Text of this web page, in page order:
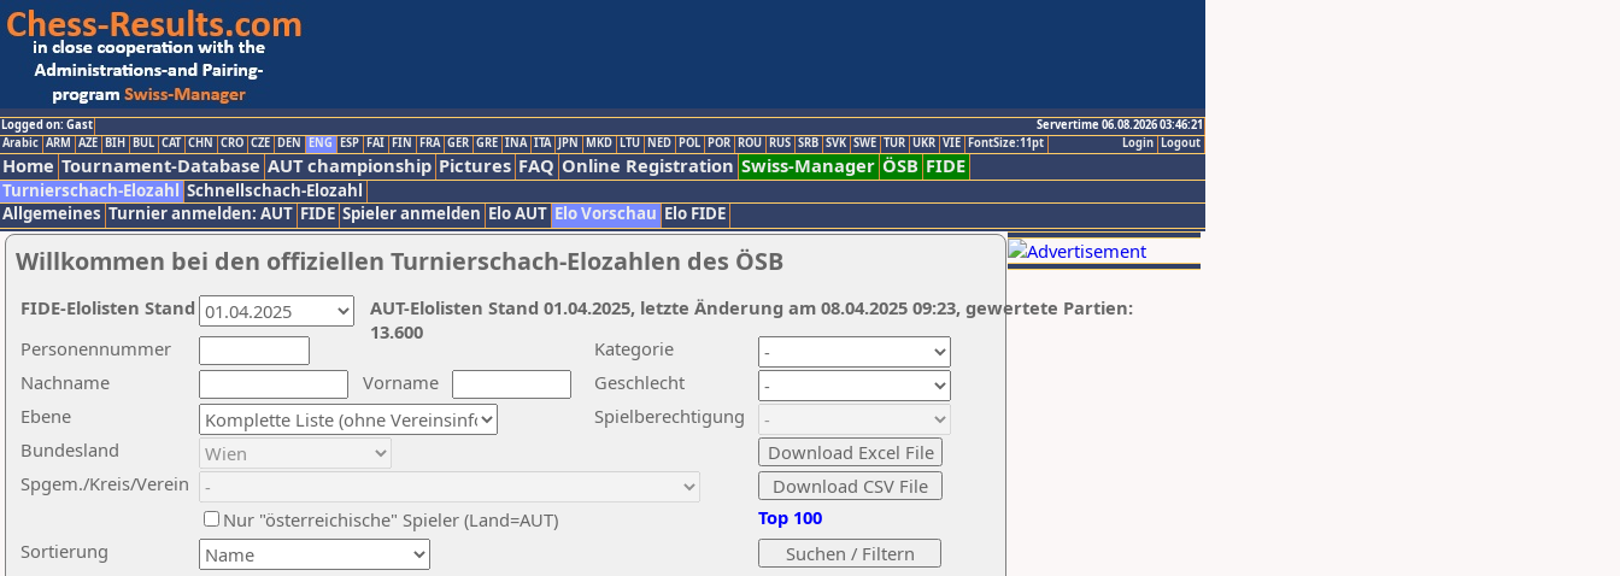
Logged on: Gast
Servertime 06.08.2026 03:46:21
Logout
Login
Arabic ARM AZE BIH BUL CAT CHN CRO CZE DEN ENG ESP FAI FIN FRA GER GRE INA ITA JPN MKD LTU NED POL POR ROU RUS SRB SVK SWE TUR UKR VIE FontSize:11pt
Home Tournament-Database AUT championship Pictures FAQ Online Registration Swiss-Manager ÖSB FIDE
Turnierschach-Elozahl Schnellschach-Elozahl
Allgemeines Turnier anmelden: AUT FIDE Spieler anmelden Elo AUT Elo Vorschau Elo FIDE
Willkommen bei den offiziellen Turnierschach-Elozahlen des ÖSB
Nachname
Vorname
Ebene
Kategorie
Sortierung
Personennummer
Bundesland
Spgem./Kreis/Verein
Geschlecht
Nur "österreichische" Spieler (Land=AUT)
Spielberechtigung
Top 100
AUT-Elolisten Stand 01.04.2025, letzte Änderung am 08.04.2025 09:23, gewertete Partien:
13.600
FIDE-Elolisten Stand